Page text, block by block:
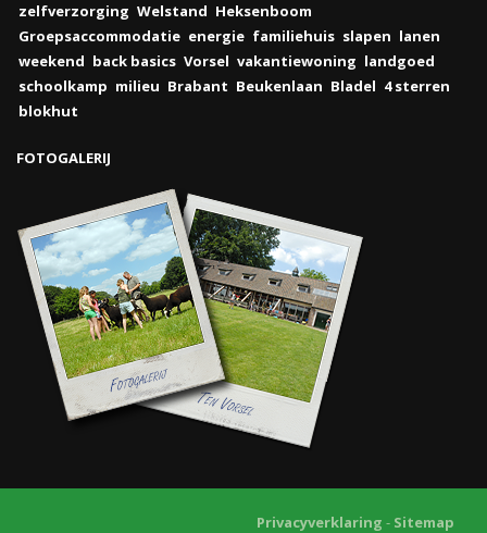
zelfverzorging Welstand Heksenboom
Groepsaccommodatie energie familiehuis slapen lanen
weekend back basics Vorsel vakantiewoning landgoed
schoolkamp milieu Brabant Beukenlaan Bladel 4 sterren
blokhut
FOTOGALERIJ
Privacyverklaring - Sitemap